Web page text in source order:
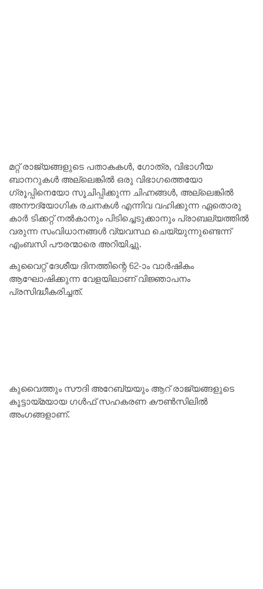
മറ്റ് രാജ്യങ്ങളുടെ പതാകകൾ, ഗോത്ര, വിഭാഗീയ
ബാനറുകൾ അല്ലെങ്കിൽ ഒരു വിഭാഗത്തെയോ
ഗ്രൂപ്പിനെയോ സൂചിപ്പിക്കുന്ന ചിഹ്നങ്ങൾ, അല്ലെങ്കിൽ
അനൗദ്യോഗിക രചനകൾ എന്നിവ വഹിക്കുന്ന ഏതൊരു
കാർ ടിക്കറ്റ് നൽകാനും പിടിച്ചെടുക്കാനും പ്രാബല്യത്തിൽ
വരുന്ന സംവിധാനങ്ങൾ വ്യവസ്ഥ ചെയ്യുന്നുണ്ടെന്ന്
എംബസി പൗരന്മാരെ അറിയിച്ചു.
കുവൈറ്റ് ദേശീയ ദിനത്തിന്റെ 62-ാം വാർഷികം
ആഘോഷിക്കുന്ന വേളയിലാണ് വിജ്ഞാപനം
പ്രസിദ്ധീകരിച്ചത്.
കുവൈത്തും സൗദി അറേബ്യയും ആറ് രാജ്യങ്ങളുടെ
കൂട്ടായ്മയായ ഗൾഫ് സഹകരണ കൗൺസിലിൽ
അംഗങ്ങളാണ്.